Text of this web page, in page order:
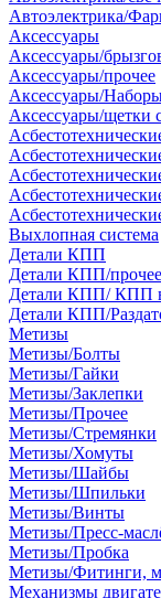
Автоэлектрика/
Аксессуары
Аксессуары/
Аксессуары/прочее
Аксессуары/
Аксессуары/щетки
Выхлопная система
Детали КПП
Детали КПП/прочее
Детали КПП/ КПП
Детали КПП/
Метизы
Метизы/Болты
Метизы/Гайки
Метизы/Заклепки
Метизы/Прочее
Метизы/Стремянки
Метизы/Хомуты
Метизы/Шайбы
Метизы/Шпильки
Метизы/Винты
Метизы/Пресс-
Метизы/Пробка
Метизы/Фитинги,
Механизмы